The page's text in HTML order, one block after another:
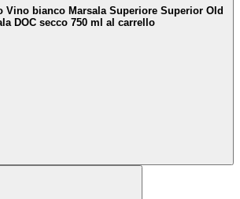
bianco Marsala Superiore Superior Old
DOC secco 750 ml al carrello